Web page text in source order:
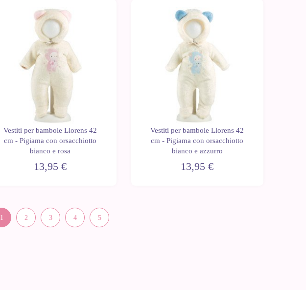
Vestiti per bambole Llorens 42
cm - Pigiama con orsacchiotto
bianco e rosa
13,95 €
Vestiti per bambole Llorens 42
cm - Pigiama con orsacchiotto
bianco e azzurro
13,95 €
1 2 3 4 5